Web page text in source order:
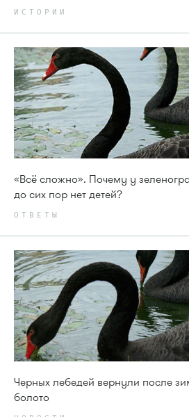
ИСТОРИИ
«Всё сложно». Почему у
до сих пор нет детей?
ОТВЕТЫ
Черных лебедей вернули после
болото